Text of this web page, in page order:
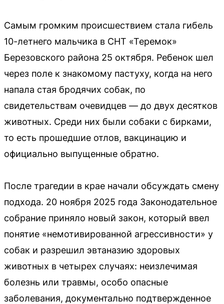
Самым громким происшествием стала гибель
10-летнего мальчика в СНТ «Теремок»
Березовского района 25 октября. Ребенок шел
через поле к знакомому пастуху, когда на него
напала стая бродячих собак, по
свидетельствам очевидцев — до двух десятков
животных. Среди них были собаки с бирками,
то есть прошедшие отлов, вакцинацию и
официально выпущенные обратно.
После трагедии в крае начали обсуждать смену
подхода. 20 ноября 2025 года Законодательное
собрание приняло новый закон, который ввел
понятие «немотивированной агрессивности» у
собак и разрешил эвтаназию здоровых
животных в четырех случаях: неизлечимая
болезнь или травмы, особо опасные
заболевания, документально подтвержденное